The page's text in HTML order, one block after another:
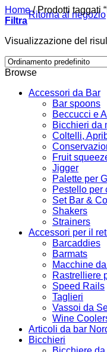
Ritorna al negozio
Home /Prodotti taggati
Filtra
Visualizzazione del
Browse
Accessori da Bar
Bar spoons
Beccucci e
Bicchieri da
Coltelli,
Fruit
Jigger
Palette per
Pestello per
Set Bar &
Shakers
Strainers
Accessori per il
Barcaddies
Barmats
Macchine
Rastrelliere
Speed Rails
Taglieri
Vassoi da
Wine
Articoli da bar
Bicchieri